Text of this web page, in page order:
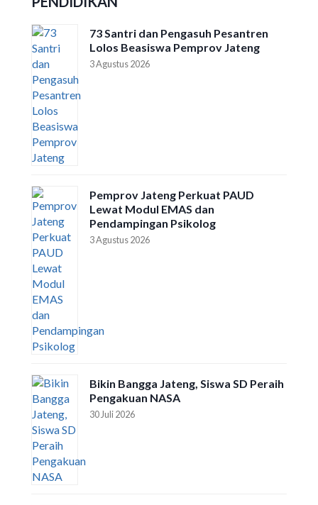
73 Santri dan Pengasuh Pesantren
Lolos Beasiswa Pemprov Jateng
3 Agustus 2026
Pemprov Jateng Perkuat PAUD
Lewat Modul EMAS dan
Pendampingan Psikolog
3 Agustus 2026
Bikin Bangga Jateng, Siswa SD Peraih
Pengakuan NASA
30 Juli 2026